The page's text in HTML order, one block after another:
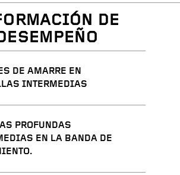
DE
DE AMARRE EN
INTERMEDIAS
PROFUNDAS
EN LA BANDA DE